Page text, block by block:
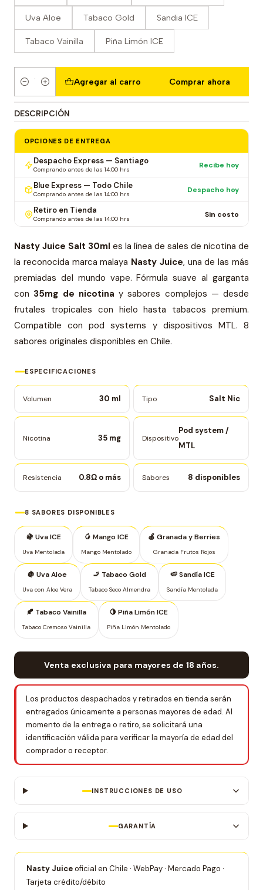
Uva Aloe Tabaco Gold Sandia ICE
Tabaco Vainilla Piña Limón ICE
Cantidad
Agregar al carro Comprar ahora
DESCRIPCIÓN
OPCIONES DE ENTREGA
Despacho Express — Santiago
Comprando antes de las 14:00 hrs Recibe hoy
Blue Express — Todo Chile
Comprando antes de las 14:00 hrs Despacho hoy
Retiro en Tienda
Comprando antes de las 14:00 hrs Sin costo
Nasty Juice Salt 30ml es la línea de sales de nicotina de
la reconocida marca malaya Nasty Juice, una de las más
premiadas del mundo vape. Fórmula suave al garganta
con 35mg de nicotina y sabores complejos — desde
frutales tropicales con hielo hasta tabacos premium.
Compatible con pod systems y dispositivos MTL. 8
sabores originales disponibles en Chile.
ESPECIFICACIONES
Volumen 30 ml Tipo Salt Nic
Nicotina 35 mg Dispositivo
Pod system /
MTL
Resistencia 0.8Ω o más Sabores 8 disponibles
8 SABORES DISPONIBLES
🍇 Uva ICE
Uva Mentolada
🥭 Mango ICE
Mango Mentolado
🍎 Granada y Berries
Granada Frutos Rojos
🍇 Uva Aloe
Uva con Aloe Vera
🚬 Tabaco Gold
Tabaco Seco Almendra
🍉 Sandía ICE
Sandía Mentolada
🍂 Tabaco Vainilla
Tabaco Cremoso Vainilla
🍋 Piña Limón ICE
Piña Limón Mentolado
Venta exclusiva para mayores de 18 años.
Los productos despachados y retirados en tienda serán
entregados únicamente a personas mayores de edad. Al
momento de la entrega o retiro, se solicitará una
identificación válida para verificar la mayoría de edad del
comprador o receptor.
INSTRUCCIONES DE USO
GARANTÍA
Nasty Juiceoficial en Chile · WebPay · Mercado Pago ·
Tarjeta crédito/débito